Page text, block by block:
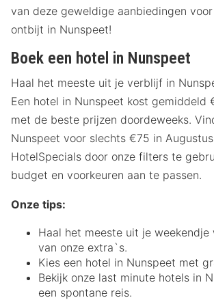
van deze geweldige aanbiedingen
ontbijt in Nunspeet!
Boek een hotel in Nunspeet
Haal het meeste uit je verblijf in
Een hotel in Nunspeet kost gemiddeld
met de beste prijzen doordeweeks.
Nunspeet voor slechts €75 in
HotelSpecials door onze filters te
budget en voorkeuren aan te passen.
Onze tips:
Haal het meeste uit je weekendje
van onze extra`s.
Kies een hotel in Nunspeet met
Bekijk onze last minute hotels in
een spontane reis.